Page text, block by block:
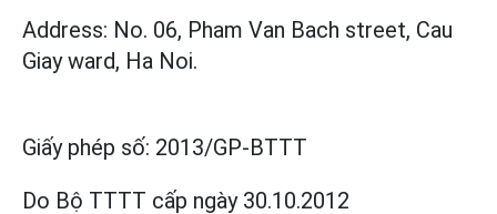
Address: No. 06, Pham Van Bach street, Cau
Giay ward, Ha Noi.
Giấy phép số: 2013/GP-BTTT
Do Bộ TTTT cấp ngày 30.10.2012